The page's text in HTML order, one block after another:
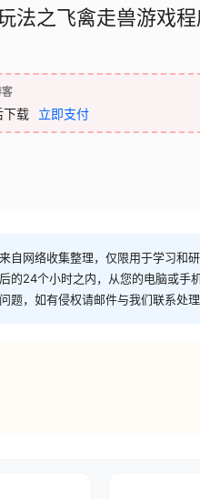
法之飞禽走兽游戏
下载 立即支付
自网络收集整理，仅限用于学习和
的24个小时之内，从您的电脑或
，如有侵权请邮件与我们联系处理